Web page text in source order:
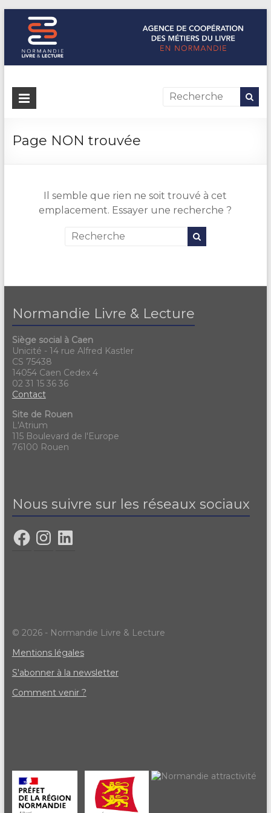
Normandie Livre & Lecture
L'agence de coopération des métiers du livre en Normandie
Page NON trouvée
Il semble que rien ne soit trouvé à cet
emplacement. Essayer une recherche ?
Normandie Livre & Lecture
Siège social à Caen
Unicité - 14 rue Alfred Kastler
CS 75438
14054 Caen Cedex 4
02 31 15 36 36
Contact
Site de Rouen
L'Atrium
115 Boulevard de l'Europe
76100 Rouen
Nous suivre sur les réseaux sociaux
© 2026 - Normandie Livre & Lecture
Mentions légales
S'abonner à la newsletter
Comment venir ?